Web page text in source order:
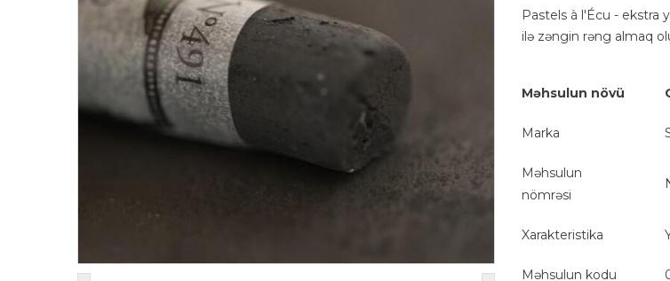
Pastels à l'Écu - ekstra
ilə zəngin rəng almaq
Məhsulun növü
Marka
Məhsulun
nömrəsi
Xarakteristika
Məhsulun kodu